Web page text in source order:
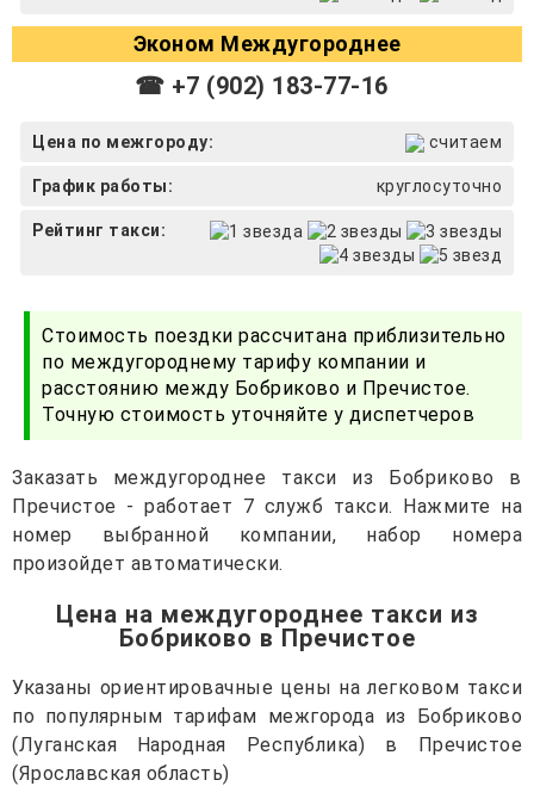
Эконом Междугороднее
☎ +7 (902) 183-77-16
Цена по межгороду: считаем
График работы: круглосуточно
Рейтинг такси:
Стоимость поездки рассчитана приблизительно
по междугороднему тарифу компании и
расстоянию между Бобриково и Пречистое.
Точную стоимость уточняйте у диспетчеров
Заказать междугороднее такси из Бобриково в
Пречистое - работает 7 служб такси. Нажмите на
номер выбранной компании, набор номера
произойдет автоматически.
Цена на междугороднее такси из
Бобриково в Пречистое
Указаны ориентировачные цены на легковом такси
по популярным тарифам межгорода из Бобриково
(Луганская Народная Республика) в Пречистое
(Ярославская область)